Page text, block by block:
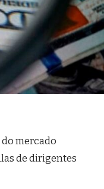
do mercado
de dirigentes